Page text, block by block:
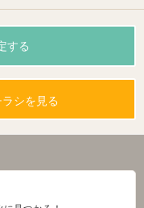
する
シを見る